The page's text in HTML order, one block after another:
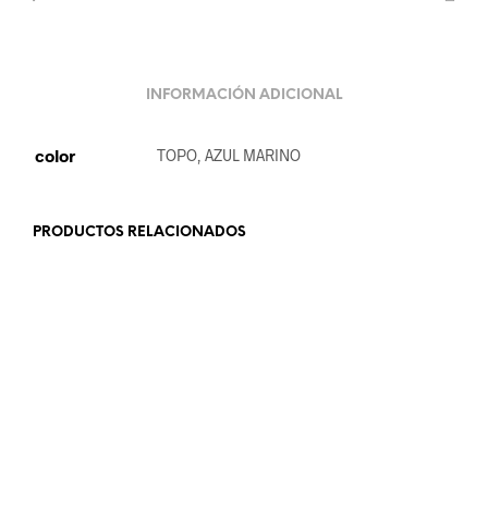
INFORMACIÓN ADICIONAL
color TOPO, AZUL MARINO
PRODUCTOS RELACIONADOS